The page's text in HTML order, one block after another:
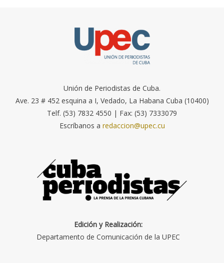
Unión de Periodistas de Cuba.
Ave. 23 # 452 esquina a I, Vedado, La Habana Cuba (10400)
Telf. (53) 7832 4550 | Fax: (53) 7333079
Escríbanos a redaccion@upec.cu
Edición y Realización:
Departamento de Comunicación de la UPEC